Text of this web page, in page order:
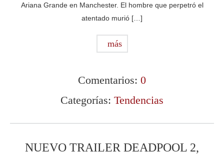
Ariana Grande en Manchester. El hombre que perpetró el
atentado murió […]
más
Comentarios: 0
Categorías: Tendencias
NUEVO TRAILER DEADPOOL 2,